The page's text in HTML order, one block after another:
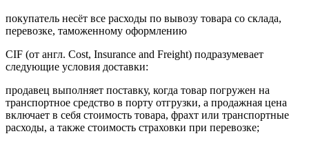
покупатель несёт все расходы по вывозу товара со склада,
перевозке, таможенному оформлению
CIF (от англ. Cost, Insurance and Freight) подразумевает
следующие условия доставки:
продавец выполняет поставку, когда товар погружен на
транспортное средство в порту отгрузки, а продажная цена
включает в себя стоимость товара, фрахт или транспортные
расходы, а также стоимость страховки при перевозке;